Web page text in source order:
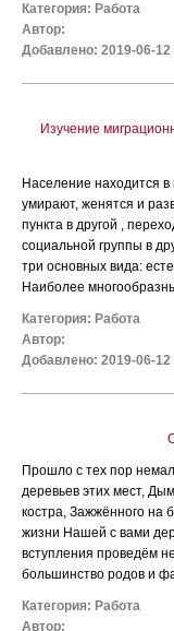
Категория: Работа
Автор:
Добавлено: 2019-06-12
Изучение
Население находится
умирают, женятся и
пункта в другой ,
социальной группы в
три основных вида:
Наиболее
Категория: Работа
Автор:
Добавлено: 2019-06-12
Прошло с тех пор
деревьев этих мест,
костра, Зажжённого на
жизни Нашей с вами
вступления проведём
большинство родов и
Категория: Работа
Автор: